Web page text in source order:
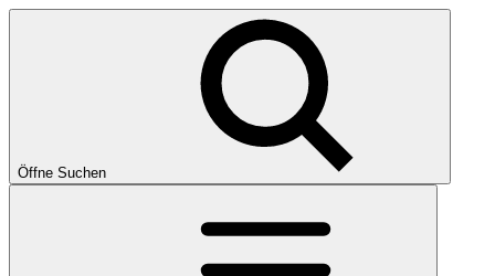
Öffne Suchen